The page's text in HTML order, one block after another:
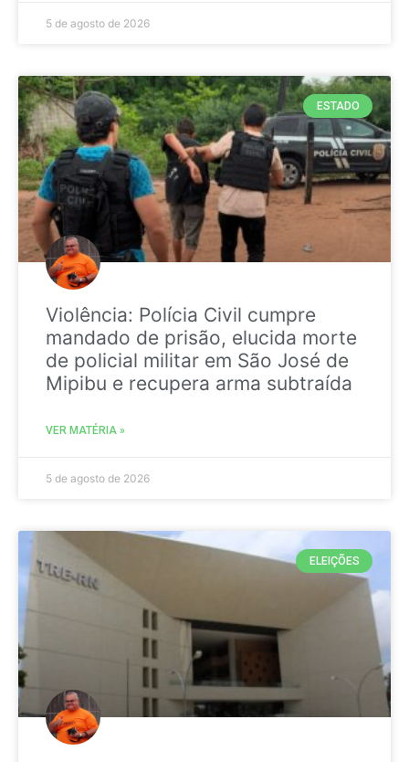
5 de agosto de 2026
ESTADO
Violência: Polícia Civil cumpre
mandado de prisão, elucida morte
de policial militar em São José de
Mipibu e recupera arma subtraída
VER MATÉRIA »
5 de agosto de 2026
ELEIÇÕES